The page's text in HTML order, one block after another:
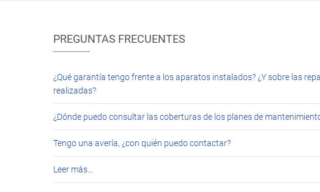
PREGUNTAS FRECUENTES
¿Qué garantía tengo frente a los aparatos instalados? ¿Y sobre las
realizadas?
¿Dónde puedo consultar las coberturas de los planes de
Tengo una avería, ¿con quién puedo contactar?
Leer más…